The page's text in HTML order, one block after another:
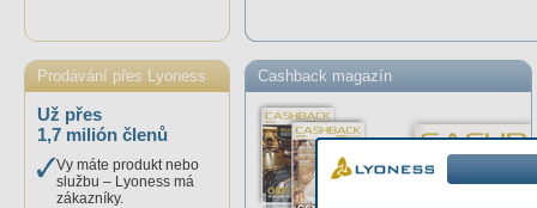
Prodávání přes Lyoness
Už přes
1,7 milión členů
Vy máte produkt nebo
službu – Lyoness má
zákazníky.
Cashback magazín